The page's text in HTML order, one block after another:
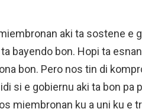
aki ta sostene e
bayendo bon. Hopi ta
bon. Pero nos tin di
si e gobiernu aki ta bon pa
miembronan ku a uni ku e